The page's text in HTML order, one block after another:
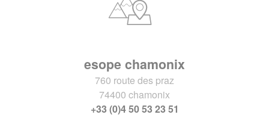
esope chamonix
760 route des praz
74400 chamonix
+33 (0)4 50 53 23 51